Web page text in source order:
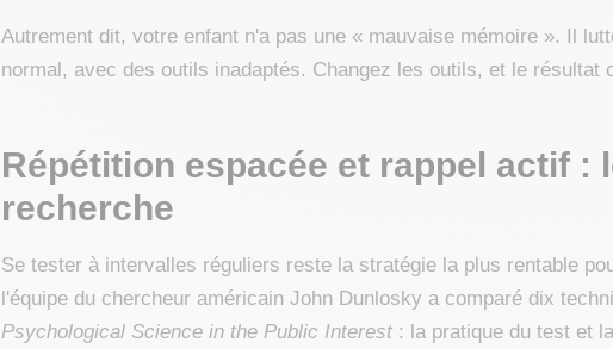
Autrement dit, votre enfant n'a pas une « mauvaise mémoire ». Il
normal, avec des outils inadaptés. Changez les outils, et le résultat
Répétition espacée et rappel actif :
recherche
Se tester à intervalles réguliers reste la stratégie la plus rentable
l'équipe du chercheur américain John Dunlosky a comparé dix
Psychological Science in the Public Interest : la pratique du test et